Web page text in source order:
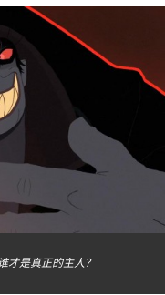
才是真正的主人？